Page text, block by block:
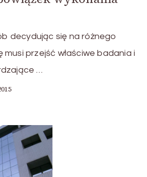
decydując się na różnego
musi przejść właściwe badania i
…